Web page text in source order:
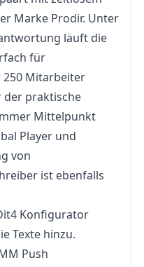
Marke Prodir. Unter
läuft die
für
250 Mitarbeiter
der praktische
Mittelpunkt
Player und
von
ist ebenfalls
Konfigurator
Texte hinzu.
Push